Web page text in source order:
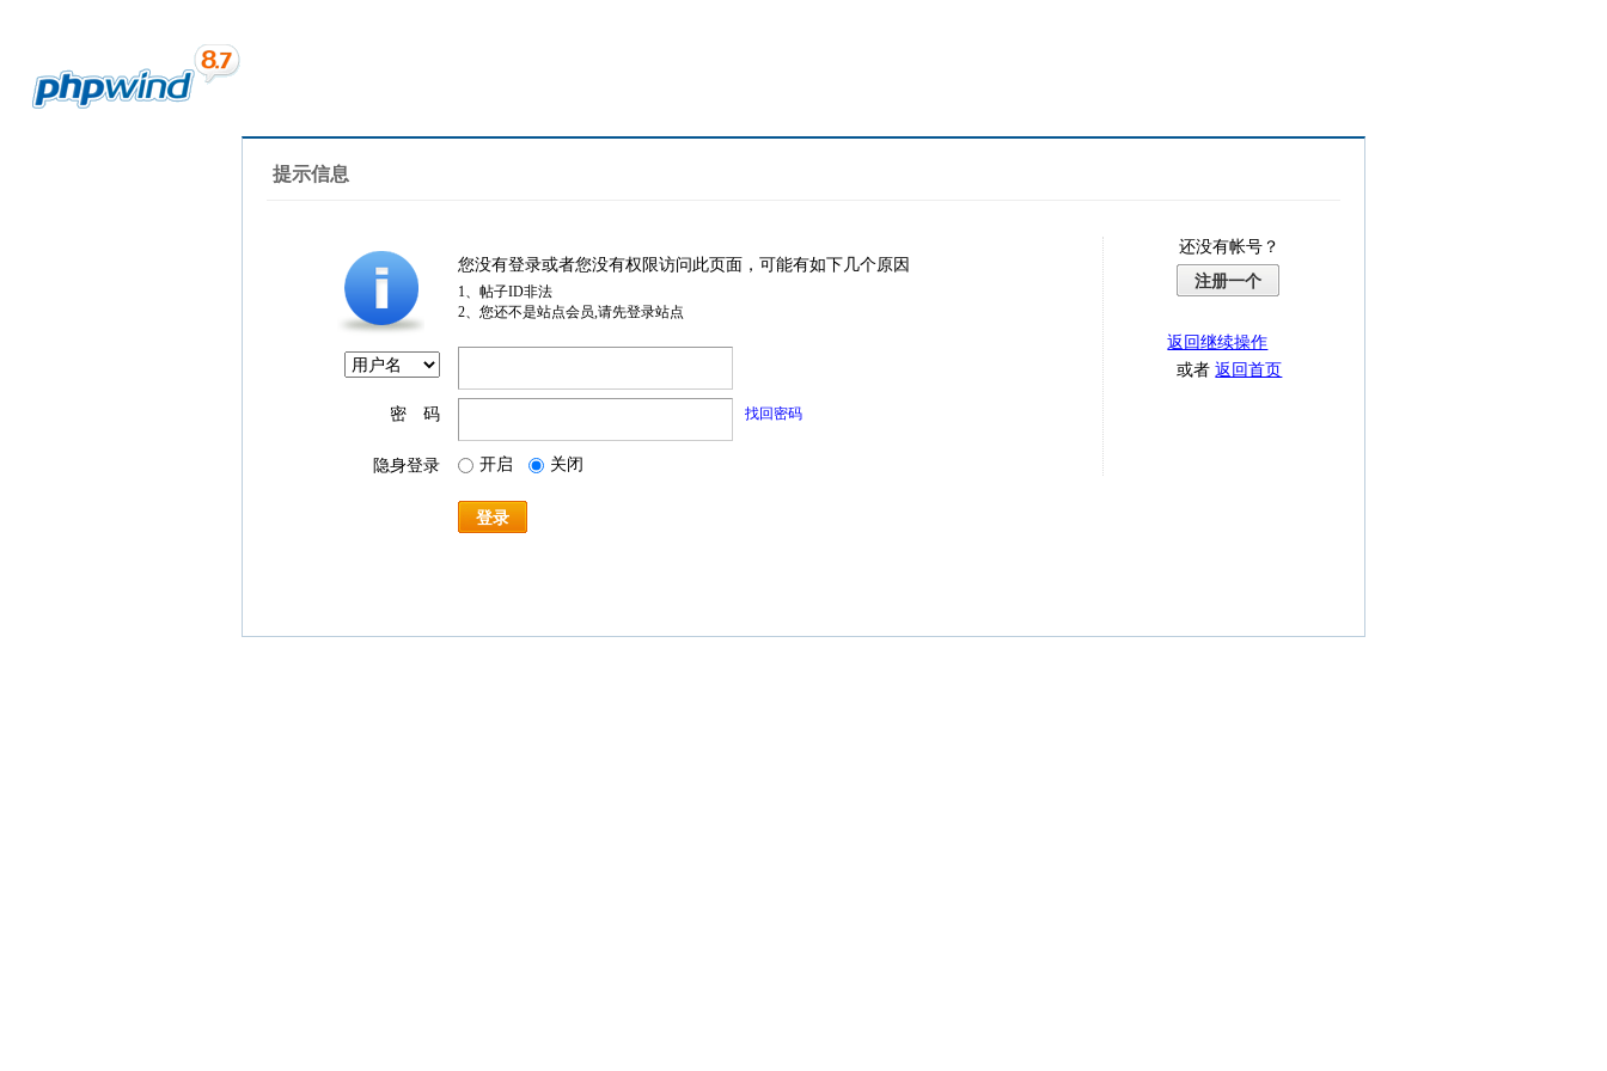
提示信息
您没有登录或者您没有权限访问此页面，可能有如下几个原因
1、帖子ID非法
2、您还不是站点会员,请先登录站点
密 码 找回密码
隐身登录 开启 关闭
登录
还没有帐号？
注册一个
返回继续操作
或者返回首页